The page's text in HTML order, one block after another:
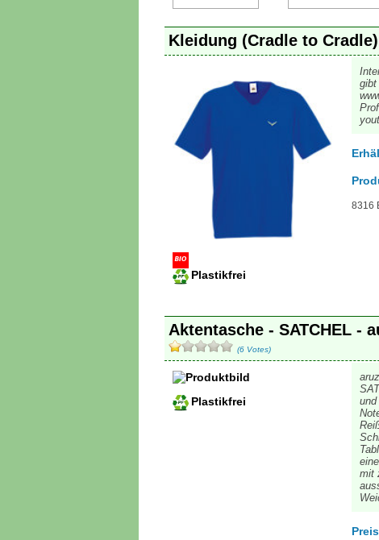
Kleidung (Cradle to Cradle)
Plastikfrei
gibt
8316
Aktentasche - SATCHEL -
(6 Votes)
Plastikfrei
mit